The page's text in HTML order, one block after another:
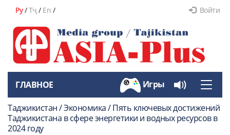
Ру/Тҷ/ En / Войти
Toggle
ГЛАВНОЕ Игры
Таджикистан / Экономика / Пять ключевых достижений
Таджикистана в сфере энергетики и водных ресурсов в
2024 году